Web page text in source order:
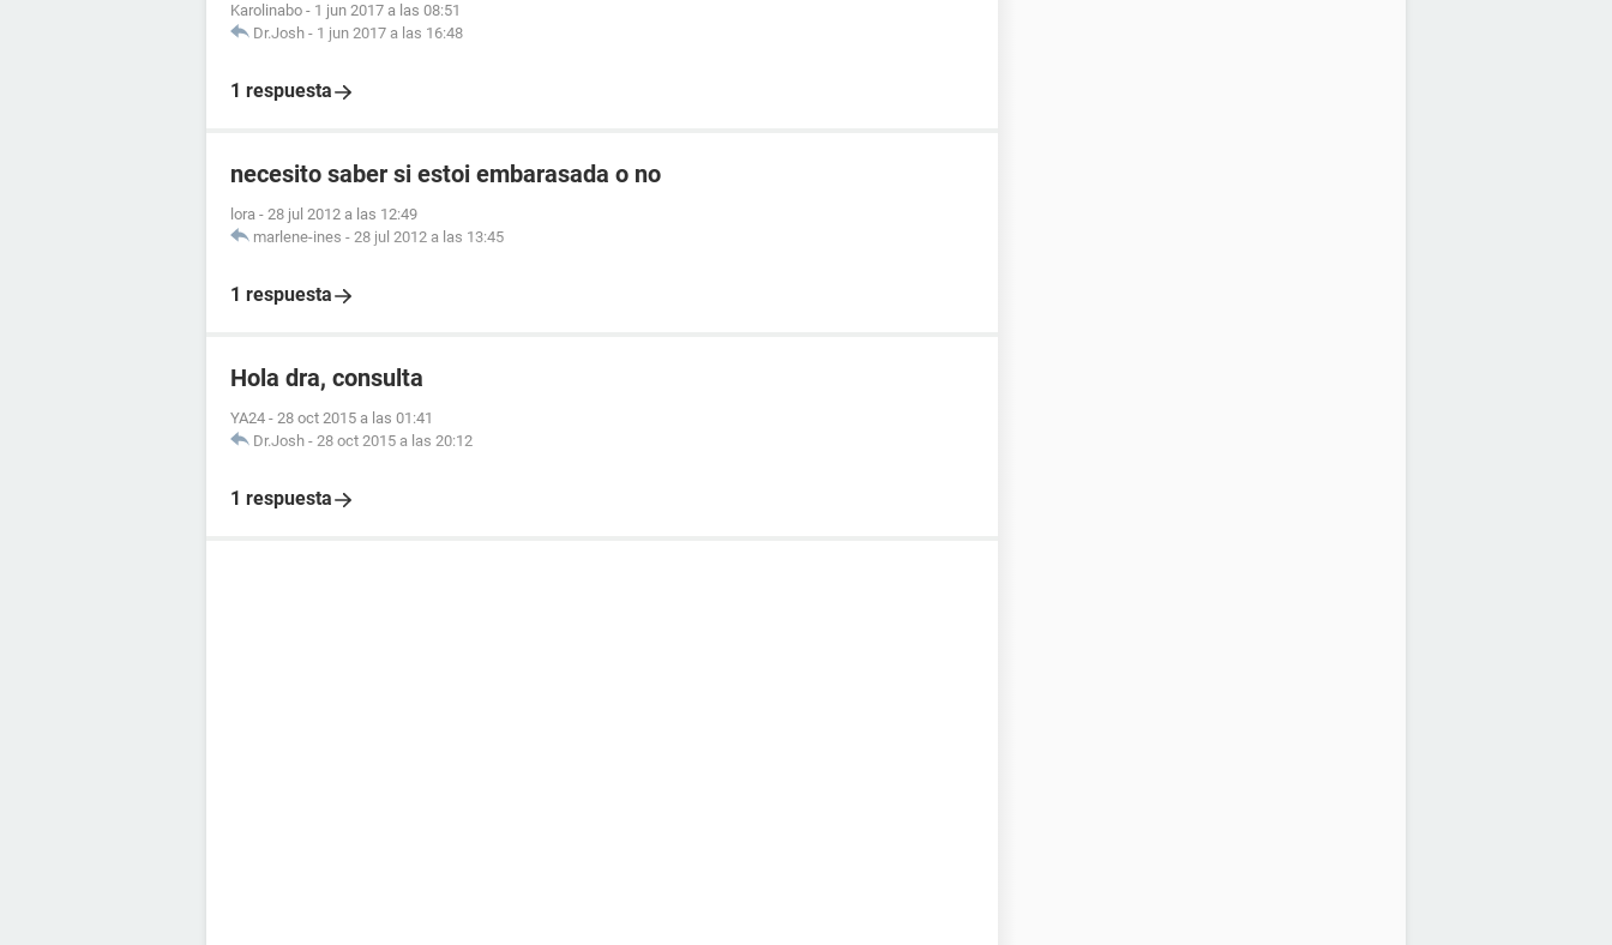
Karolinabo - 1 jun 2017 a las 08:51
Dr.Josh - 1 jun 2017 a las 16:48
1 respuesta
necesito saber si estoi embarasada o no
lora - 28 jul 2012 a las 12:49
marlene-ines - 28 jul 2012 a las 13:45
1 respuesta
Hola dra, consulta
YA24 - 28 oct 2015 a las 01:41
Dr.Josh - 28 oct 2015 a las 20:12
1 respuesta